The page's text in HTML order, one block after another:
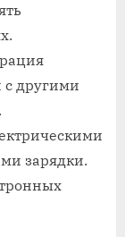
с другими
зарядки.